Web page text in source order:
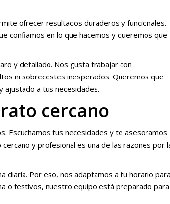
ofrecer resultados duraderos y funcionales.
confiamos en lo que hacemos y queremos que
y detallado. Nos gusta trabajar con
ni sobrecostes inesperados. Queremos que
ajustado a tus necesidades.
cercano
Escuchamos tus necesidades y te asesoramos
y profesional es una de las razones por
diaria. Por eso, nos adaptamos a tu horario para
o festivos, nuestro equipo está preparado para